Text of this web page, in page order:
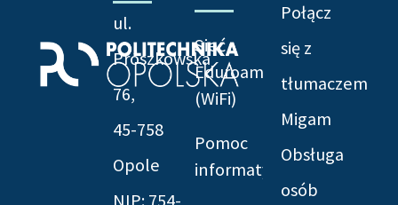
ul.
Prószkowska
76,
45-758
Opole
Sieć
Eduroam
(WiFi)
Pomoc
informatyczna
Połącz
się z
tłumaczem
Migam
Obsługa
osób